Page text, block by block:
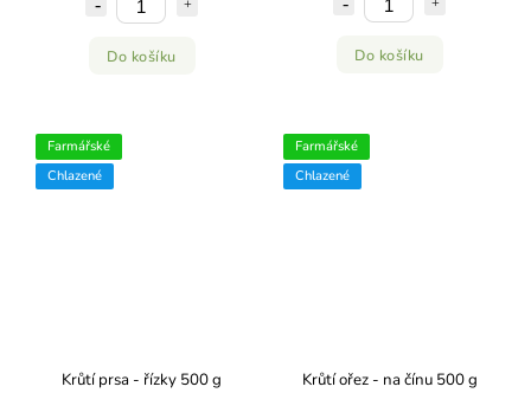
Do košíku Do košíku
Farmářské
Chlazené
Krůtí prsa - řízky 500 g
Farmářské
Chlazené
Krůtí ořez - na čínu 500 g